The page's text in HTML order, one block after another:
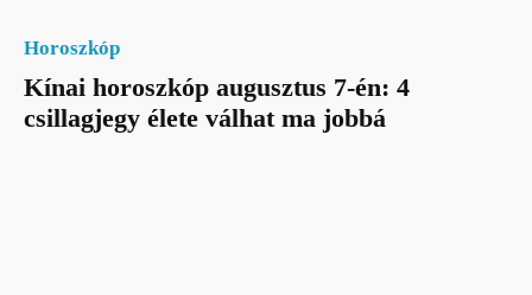
Horoszkóp
Kínai horoszkóp augusztus 7-én: 4
csillagjegy élete válhat ma jobbá